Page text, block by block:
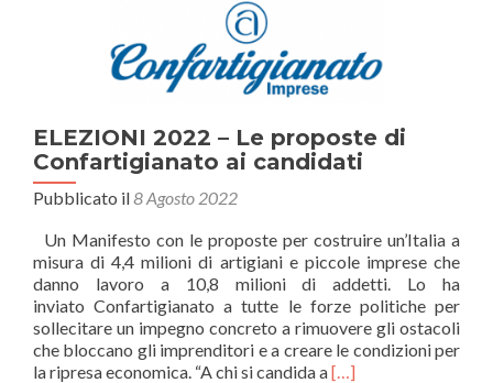
‘Noi
costruttori
di
futuro’.
Premier
Meloni:
‘Saremo
gli
dell’Italia’
ELEZIONI 2022 – Le proposte di
Confartigianato ai candidati
Pubblicato il8 Agosto 2022
Un Manifesto con le proposte per costruire un’Italia a
misura di 4,4 milioni di artigiani e piccole imprese che
danno lavoro a 10,8 milioni di addetti. Lo ha
inviato Confartigianato a tutte le forze politiche per
sollecitare un impegno concreto a rimuovere gli ostacoli
che bloccano gli imprenditori e a creare le condizioni per
la ripresa economica. “A chi si candida aLeggi
[…]